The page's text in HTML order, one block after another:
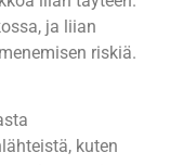
ja liian
riskiä.
kuten